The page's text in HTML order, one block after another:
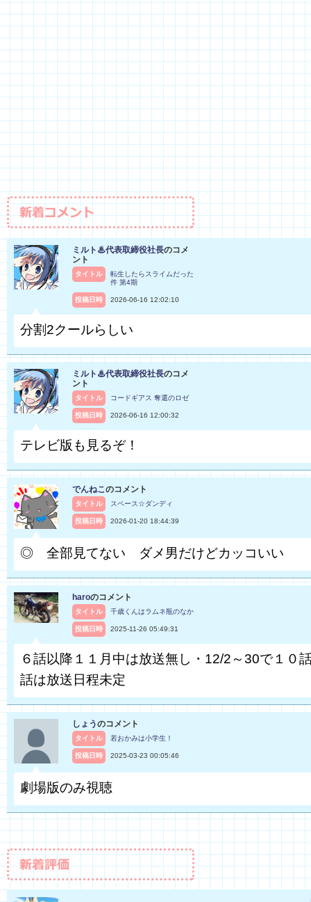
ミルト♨代表取締役社長のコメ
ント
タイトル
転生したらスライムだった
件 第4期
投稿日時 2026-06-16 12:02:10
分割2クールらしい
ミルト♨代表取締役社長のコメ
ント
タイトル コードギアス 奪還のロゼ
投稿日時 2026-06-16 12:00:32
テレビ版も見るぞ！
でんねこのコメント
タイトル スペース☆ダンディ
投稿日時 2026-01-20 18:44:39
◎ 全部見てない ダメ男だけどカッコいい
haroのコメント
タイトル 千歳くんはラムネ瓶のなか
投稿日時 2025-11-26 05:49:31
６話以降１１月中は放送無し・12/2～30で１０
話は放送日程未定
しょうのコメント
タイトル 若おかみは小学生！
投稿日時 2025-03-23 00:05:46
劇場版のみ視聴